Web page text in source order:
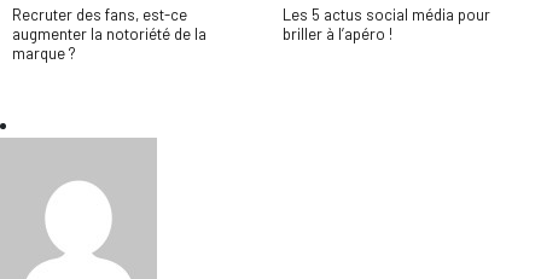
Recruter des fans, est-ce
augmenter la notoriété de la
marque ?
Les 5 actus social média pour
briller à l’apéro !